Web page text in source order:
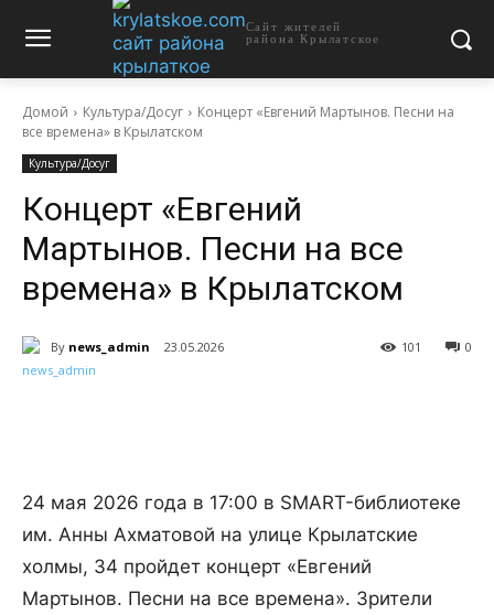
Сайт жителей
района Крылатское
Домой Культура/Досуг
Концерт «Евгений Мартынов. Песни на
все времена» в Крылатском
Культура/Досуг
Концерт «Евгений
Мартынов. Песни на все
времена» в Крылатском
By news_admin 23.05.2026 0
101
24 мая 2026 года в 17:00 в SMART-библиотеке
им. Анны Ахматовой на улице Крылатские
холмы, 34 пройдет концерт «Евгений
Мартынов. Песни на все времена». Зрители